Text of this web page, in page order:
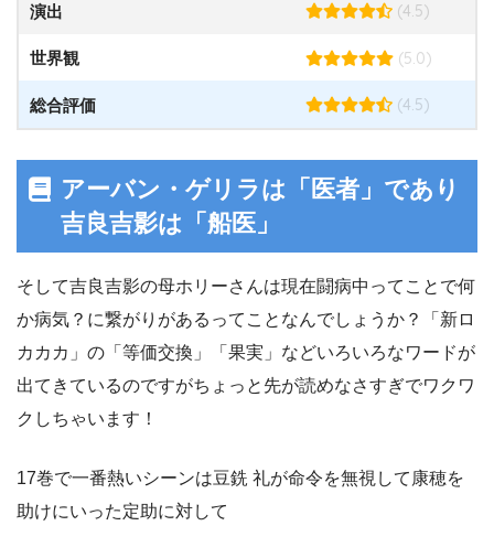
演出 (4.5)
世界観 (5.0)
総合評価 (4.5)
アーバン・ゲリラは「医者」であり
吉良吉影は「船医」
そして吉良吉影の母ホリーさんは現在闘病中ってことで何
か病気？に繋がりがあるってことなんでしょうか？「新ロ
カカカ」の「等価交換」「果実」などいろいろなワードが
出てきているのですがちょっと先が読めなさすぎでワクワ
クしちゃいます！
17巻で一番熱いシーンは豆銑 礼が命令を無視して康穂を
助けにいった定助に対して